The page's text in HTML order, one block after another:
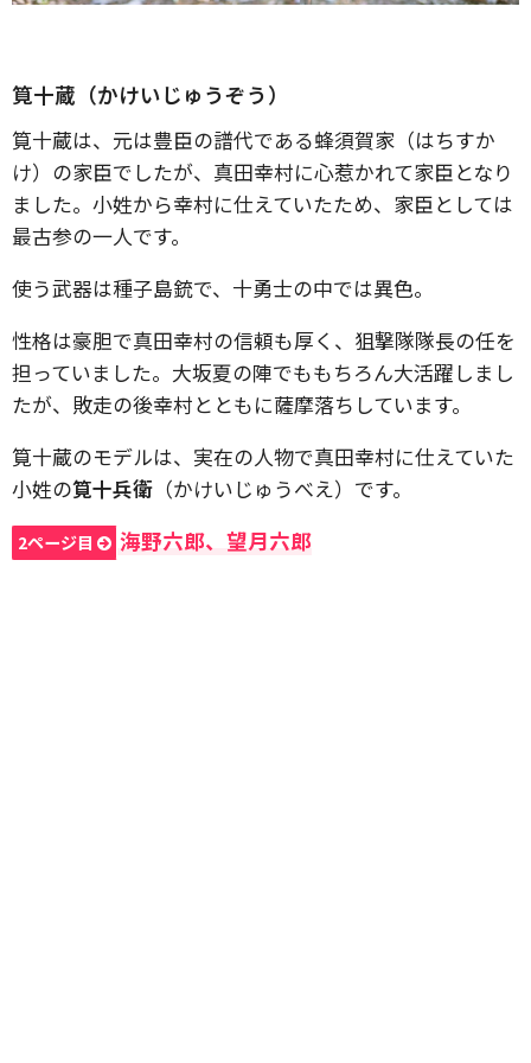
筧十蔵（かけいじゅうぞう）
筧十蔵は、元は豊臣の譜代である蜂須賀家（はちすか
け）の家臣でしたが、真田幸村に心惹かれて家臣となり
ました。小姓から幸村に仕えていたため、家臣としては
最古参の一人です。
使う武器は種子島銃で、十勇士の中では異色。
性格は豪胆で真田幸村の信頼も厚く、狙撃隊隊長の任を
担っていました。大坂夏の陣でももちろん大活躍しまし
たが、敗走の後幸村とともに薩摩落ちしています。
筧十蔵のモデルは、実在の人物で真田幸村に仕えていた
小姓の筧十兵衛 （かけいじゅうべえ）です。
2ページ目 海野六郎、望月六郎